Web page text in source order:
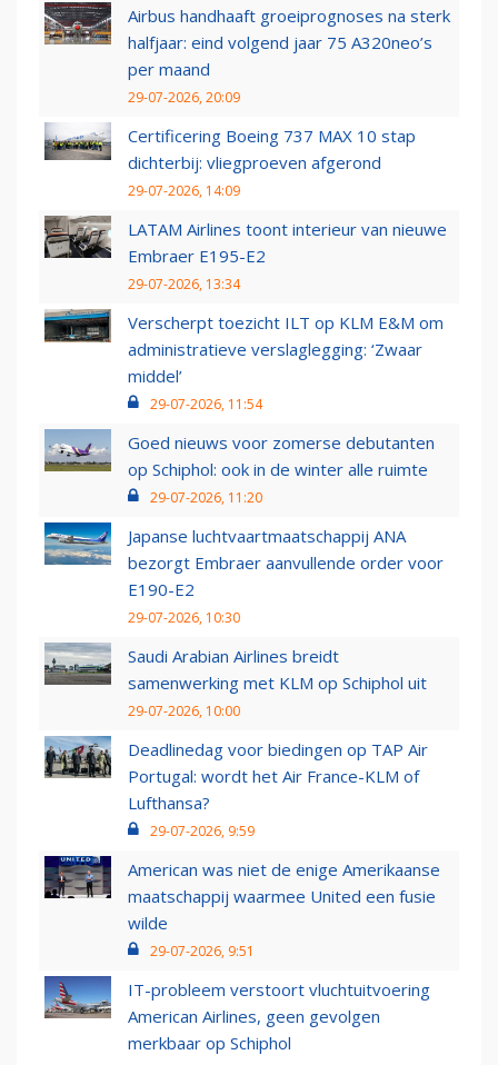
Airbus handhaaft groeiprognoses na sterk
halfjaar: eind volgend jaar 75 A320neo’s
per maand
29-07-2026, 20:09
Certificering Boeing 737 MAX 10 stap
dichterbij: vliegproeven afgerond
29-07-2026, 14:09
LATAM Airlines toont interieur van nieuwe
Embraer E195-E2
29-07-2026, 13:34
Verscherpt toezicht ILT op KLM E&M om
administratieve verslaglegging: ‘Zwaar
middel’
29-07-2026, 11:54
Goed nieuws voor zomerse debutanten
op Schiphol: ook in de winter alle ruimte
29-07-2026, 11:20
Japanse luchtvaartmaatschappij ANA
bezorgt Embraer aanvullende order voor
E190-E2
29-07-2026, 10:30
Saudi Arabian Airlines breidt
samenwerking met KLM op Schiphol uit
29-07-2026, 10:00
Deadlinedag voor biedingen op TAP Air
Portugal: wordt het Air France-KLM of
Lufthansa?
29-07-2026, 9:59
American was niet de enige Amerikaanse
maatschappij waarmee United een fusie
wilde
29-07-2026, 9:51
IT-probleem verstoort vluchtuitvoering
American Airlines, geen gevolgen
merkbaar op Schiphol